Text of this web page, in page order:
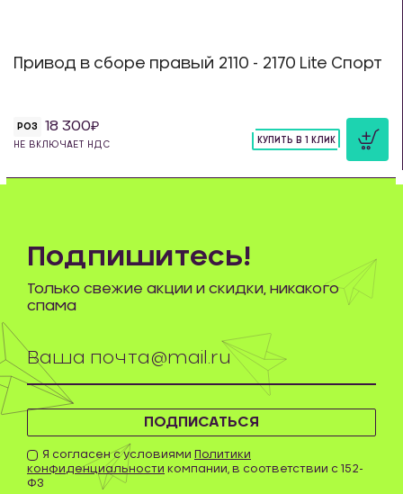
Привод в сборе правый 2110 - 2170 Lite Спорт
РОЗ 18 300
НЕ ВКЛЮЧАЕТ НДС
КУПИТЬ В 1 КЛИК
ПОДПИСАТЬСЯ
Я согласен с условиями Политики
конфиденциальности компании, в соответствии с 152-
ФЗ
Подпишитесь!
Только свежие акции и скидки, никакого
спама